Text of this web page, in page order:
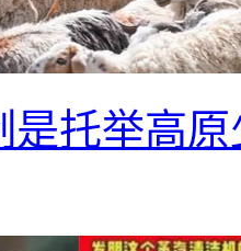
是托举高